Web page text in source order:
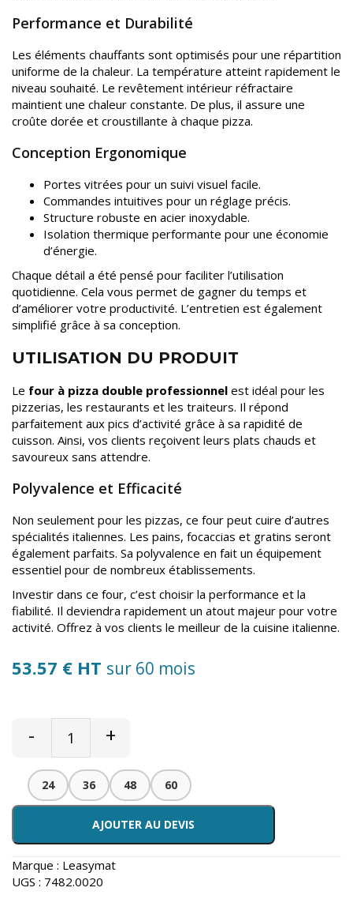
Performance et Durabilité
Les éléments chauffants sont optimisés pour une répartition
uniforme de la chaleur. La température atteint rapidement le
niveau souhaité. Le revêtement intérieur réfractaire
maintient une chaleur constante. De plus, il assure une
croûte dorée et croustillante à chaque pizza.
Conception Ergonomique
Portes vitrées pour un suivi visuel facile.
Commandes intuitives pour un réglage précis.
Structure robuste en acier inoxydable.
Isolation thermique performante pour une économie
d’énergie.
Chaque détail a été pensé pour faciliter l’utilisation
quotidienne. Cela vous permet de gagner du temps et
d’améliorer votre productivité. L’entretien est également
simplifié grâce à sa conception.
UTILISATION DU PRODUIT
Le four à pizza double professionnel est idéal pour les
pizzerias, les restaurants et les traiteurs. Il répond
parfaitement aux pics d’activité grâce à sa rapidité de
cuisson. Ainsi, vos clients reçoivent leurs plats chauds et
savoureux sans attendre.
Polyvalence et Efficacité
Non seulement pour les pizzas, ce four peut cuire d’autres
spécialités italiennes. Les pains, focaccias et gratins seront
également parfaits. Sa polyvalence en fait un équipement
essentiel pour de nombreux établissements.
Investir dans ce four, c’est choisir la performance et la
fiabilité. Il deviendra rapidement un atout majeur pour votre
activité. Offrez à vos clients le meilleur de la cuisine italienne.
53.57 € HT sur 60 mois
- +
24 36 48 60
AJOUTER AU DEVIS
Marque : Leasymat
UGS : 7482.0020